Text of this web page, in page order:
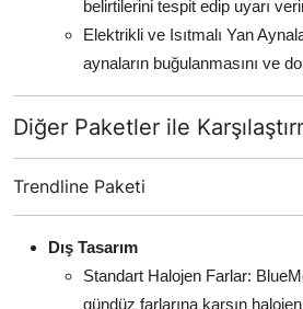
belirtilerini tespit edip uyarı
Elektrikli ve Isıtmalı Yan
aynaların buğulanmasını ve
Diğer Paketler ile
Trendline Paketi
Dış Tasarım
Standart Halojen Farlar:
gündüz farlarına karşın